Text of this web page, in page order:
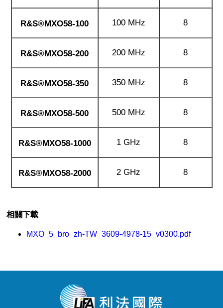
R&S®MXO58-100 100 MHz 8
R&S®MXO58-200 200 MHz 8
R&S®MXO58-350 350 MHz 8
R&S®MXO58-500 500 MHz 8
R&S®MXO58-1000 1 GHz 8
R&S®MXO58-2000 2 GHz 8
相關下載
MXO_5_bro_zh-TW_3609-4978-15_v0300.pdf